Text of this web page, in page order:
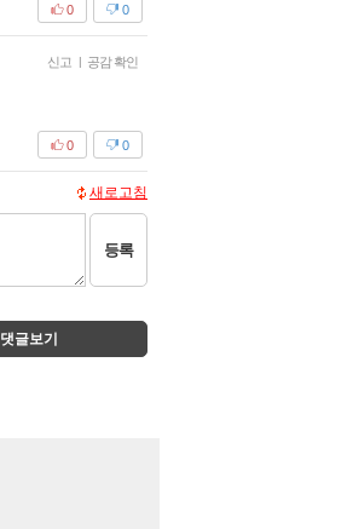
0
0
신고 | 공감 확인
0
0
새로고침
등록
댓글보기